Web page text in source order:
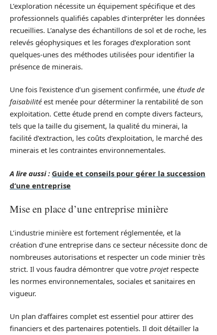
L’exploration nécessite un équipement spécifique et des
professionnels qualifiés capables d’interpréter les données
recueillies. L’analyse des échantillons de sol et de roche, les
relevés géophysiques et les forages d’exploration sont
quelques-unes des méthodes utilisées pour identifier la
présence de minerais.
Une fois l’existence d’un gisement confirmée, une étude de
faisabilitéest menée pour déterminer la rentabilité de son
exploitation. Cette étude prend en compte divers facteurs,
tels que la taille du gisement, la qualité du minerai, la
facilité d’extraction, les coûts d’exploitation, le marché des
minerais et les contraintes environnementales.
A lire aussi : Guide et conseils pour gérer la succession
d’une entreprise
Mise en place d’une entreprise minière
L’industrie minière est fortement réglementée, et la
création d’une entreprise dans ce secteur nécessite donc de
nombreuses autorisations et respecter un code minier très
strict. Il vous faudra démontrer que votre projetrespecte
les normes environnementales, sociales et sanitaires en
vigueur.
Un plan d’affaires complet est essentiel pour attirer des
financiers et des partenaires potentiels. Il doit détailler la